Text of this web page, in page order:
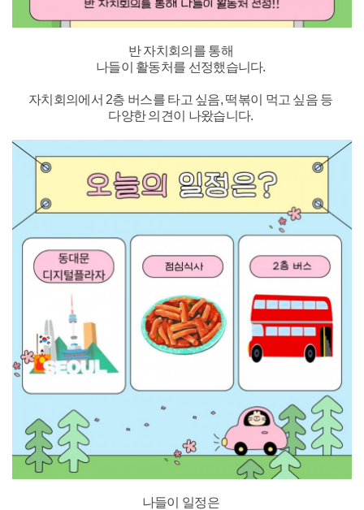
반 자치회의를 통해
나들이 활동처를 선정했습니다.
자치회의에서 2층 버스를 타고 싶음, 떡볶이 먹고 싶음 등
다양한 의견이 나왔습니다.
나들이 일정은